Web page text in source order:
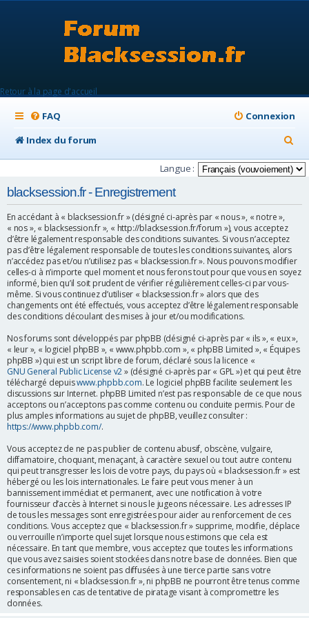
Retour à la page d'accueil
FAQ
Connexion
Index du forum
e
c
c
h
Langue :
blacksession.fr - Enregistrement
En accédant à « blacksession.fr » (désigné ci-après par « nous », « notre »,
« nos », « blacksession.fr », « http://blacksession.fr/forum »), vous acceptez
d’être légalement responsable des conditions suivantes. Si vous n’acceptez
pas d’être légalement responsable de toutes les conditions suivantes, alors
n’accédez pas et/ou n’utilisez pas « blacksession.fr ». Nous pouvons modifier
celles-ci à n’importe quel moment et nous ferons tout pour que vous en soyez
informé, bien qu’il soit prudent de vérifier régulièrement celles-ci par vous-
même. Si vous continuez d’utiliser « blacksession.fr » alors que des
changements ont été effectués, vous acceptez d’être légalement responsable
des conditions découlant des mises à jour et/ou modifications.
Nos forums sont développés par phpBB (désigné ci-après par « ils », « eux »,
« leur », « logiciel phpBB », « www.phpbb.com », « phpBB Limited », « Équipes
phpBB ») qui est un script libre de forum, déclaré sous la licence «
GNU General Public License v2» (désigné ci-après par « GPL ») et qui peut être
téléchargé depuiswww.phpbb.com. Le logiciel phpBB facilite seulement les
discussions sur Internet. phpBB Limited n’est pas responsable de ce que nous
acceptons ou n’acceptons pas comme contenu ou conduite permis. Pour de
plus amples informations au sujet de phpBB, veuillez consulter :
https://www.phpbb.com/.
Vous acceptez de ne pas publier de contenu abusif, obscène, vulgaire,
diffamatoire, choquant, menaçant, à caractère sexuel ou tout autre contenu
qui peut transgresser les lois de votre pays, du pays où « blacksession.fr » est
hébergé ou les lois internationales. Le faire peut vous mener à un
bannissement immédiat et permanent, avec une notification à votre
fournisseur d’accès à Internet si nous le jugeons nécessaire. Les adresses IP
de tous les messages sont enregistrées pour aider au renforcement de ces
conditions. Vous acceptez que « blacksession.fr » supprime, modifie, déplace
ou verrouille n’importe quel sujet lorsque nous estimons que cela est
nécessaire. En tant que membre, vous acceptez que toutes les informations
que vous avez saisies soient stockées dans notre base de données. Bien que
ces informations ne soient pas diffusées à une tierce partie sans votre
consentement, ni « blacksession.fr », ni phpBB ne pourront être tenus comme
responsables en cas de tentative de piratage visant à compromettre les
données.